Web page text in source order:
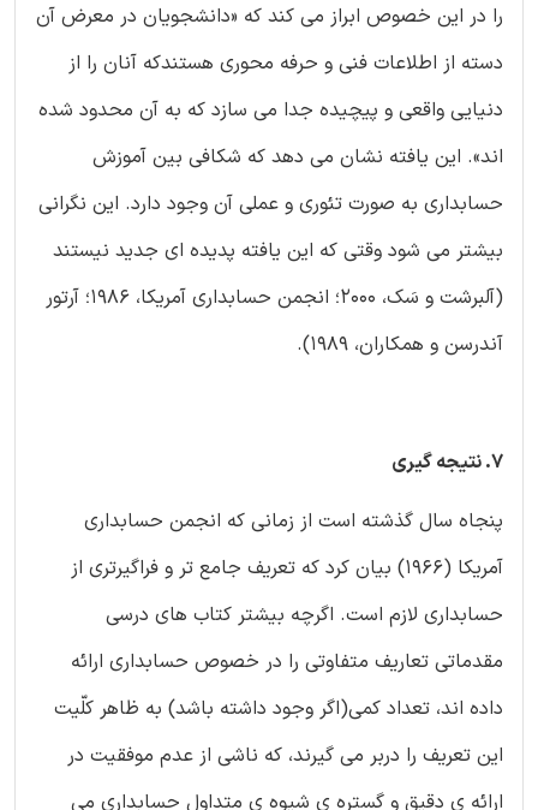
را در این خصوص ابراز می کند که «دانشجویان در معرض آن
دسته از اطلاعات فنی و حرفه محوری هستندکه آنان را از
دنیایی واقعی و پیچیده جدا می سازد که به آن محدود شده
اند». این یافته نشان می دهد که شکافی بین آموزش
حسابداری به صورت تئوری و عملی آن وجود دارد. این نگرانی
بیشتر می شود وقتی که این یافته پدیده ای جدید نیستند
(آلبرشت و سَک، 2000؛ انجمن حسابداری آمریکا، 1986؛ آرتور
آندرسن و همکاران، 1989).
7. نتیجه گیری
پنجاه سال گذشته است از زمانی که انجمن حسابداری
آمریکا (1966) بیان کرد که تعریف جامع تر و فراگیرتری از
حسابداری لازم است. اگرچه بیشتر کتاب های درسی
مقدماتی تعاریف متفاوتی را در خصوص حسابداری ارائه
داده اند، تعداد کمی(اگر وجود داشته باشد) به ظاهر کلّیت
این تعریف را دربر می گیرند، که ناشی از عدم موفقیت در
ارائه ی دقیق و گستره ی شیوه ی متداول حسابداری می